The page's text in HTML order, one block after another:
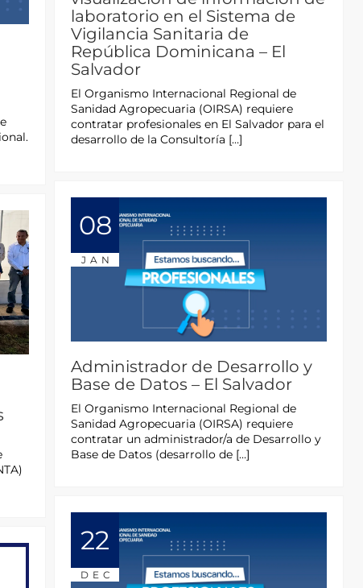
laboratorio en el Sistema de
Vigilancia Sanitaria de
República Dominicana – El
Salvador
El Organismo Internacional Regional de
Sanidad Agropecuaria (OIRSA) requiere
contratar profesionales en El Salvador para el
desarrollo de la Consultoría […]
08
JAN
Administrador de Desarrollo y
Base de Datos – El Salvador
El Organismo Internacional Regional de
Sanidad Agropecuaria (OIRSA) requiere
contratar un administrador/a de Desarrollo y
Base de Datos (desarrollo de […]
22
DEC